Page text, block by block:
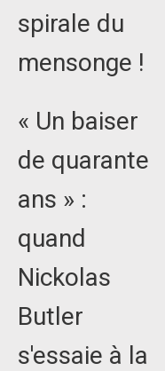
spirale du
mensonge !
« Un baiser
de quarante
ans » :
quand
Nickolas
Butler
s'essaie à la